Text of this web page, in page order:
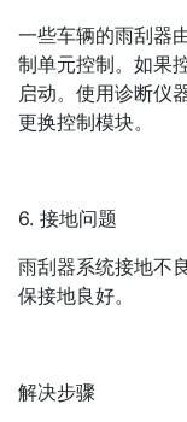
一些车辆的雨刮器
制单元控制。如果
启动。使用诊断仪
更换控制模块。
6. 接地问题
雨刮器系统接地不
保接地良好。
解决步骤